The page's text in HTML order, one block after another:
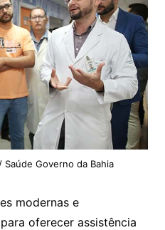
Governo da Bahia
modernas e
oferecer assistência